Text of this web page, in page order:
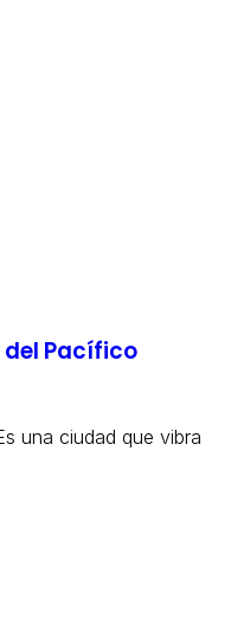
Pacífico
una ciudad que vibra